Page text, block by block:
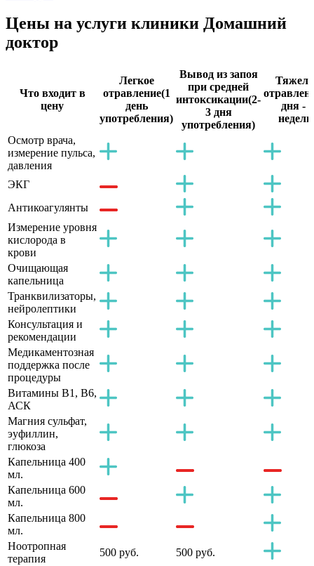
Цены на услуги клиники Домашний
доктор
Что входит в
цену
Легкое
отравление(1
день
употребления)
Вывод из запоя
при средней
интоксикации(2-
3 дня
употребления)
дня - 2
Осмотр врача,
измерение пульса,
давления
ЭКГ
Антикоагулянты
Измерение уровня
кислорода в
крови
Очищающая
капельница
Транквилизаторы,
нейролептики
Консультация и
рекомендации
Медикаментозная
поддержка после
процедуры
Витамины B1, B6,
АСК
Магния сульфат,
эуфиллин,
глюкоза
Капельница 400
мл.
Капельница 600
мл.
Капельница 800
мл.
Ноотропная
терапия
500 руб. 500 руб.